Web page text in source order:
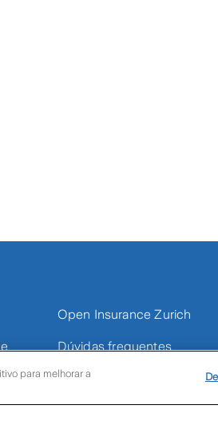
Open Insurance Zurich
Dúvidas frequentes
Portal Fornecedores
para melhorar a